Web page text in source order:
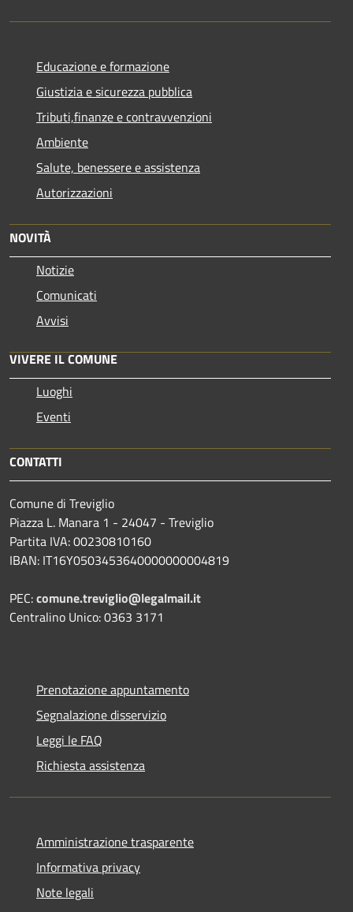
Educazione e formazione
Giustizia e sicurezza pubblica
Tributi,finanze e contravvenzioni
Ambiente
Salute, benessere e assistenza
Autorizzazioni
NOVITÀ
Notizie
Comunicati
Avvisi
VIVERE IL COMUNE
Luoghi
Eventi
CONTATTI
Comune di Treviglio
Piazza L. Manara 1 - 24047 - Treviglio
Partita IVA: 00230810160
IBAN: IT16Y0503453640000000004819
PEC:comune.treviglio@legalmail.it
Centralino Unico: 0363 3171
Prenotazione appuntamento
Segnalazione disservizio
Leggi le FAQ
Richiesta assistenza
Amministrazione trasparente
Informativa privacy
Note legali